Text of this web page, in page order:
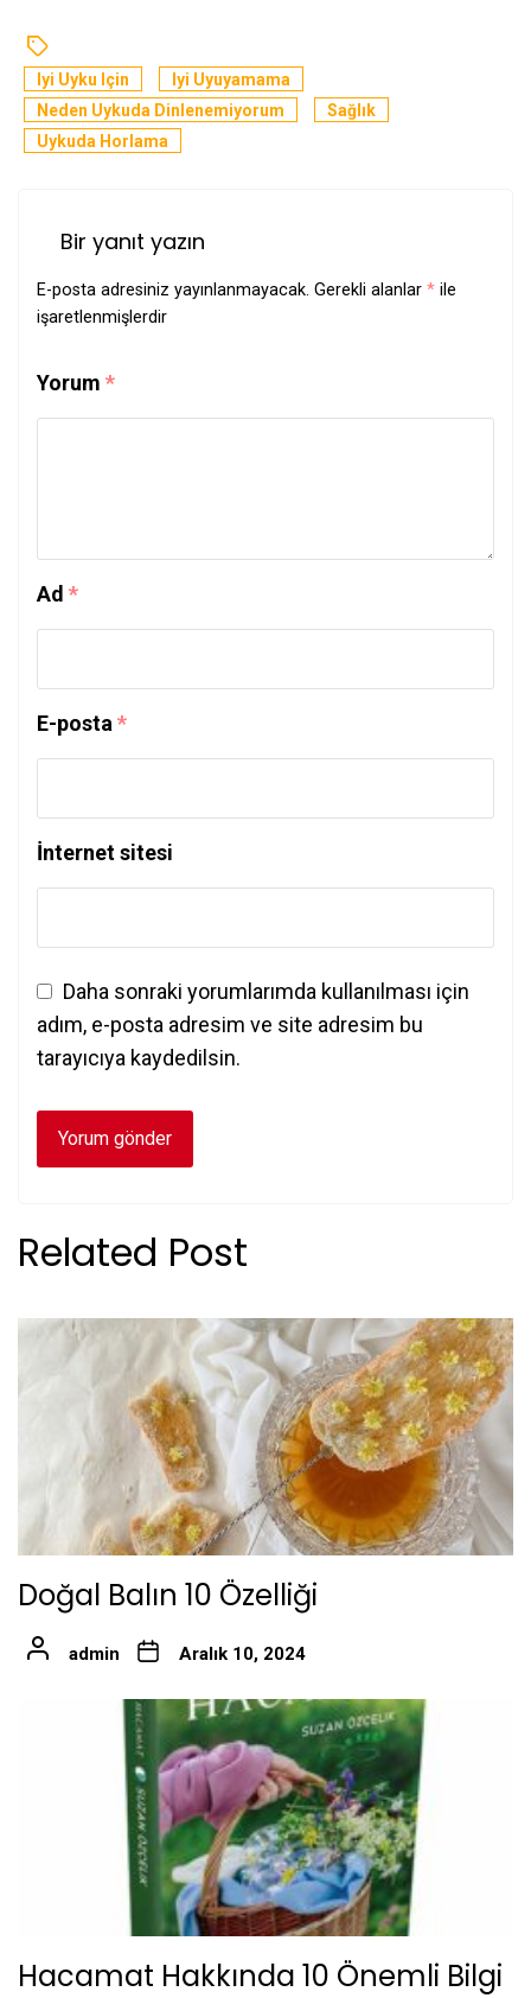
Iyi Uyku Için
Iyi Uyuyamama
Neden Uykuda Dinlenemiyorum
Sağlık
Uykuda Horlama
Bir yanıt yazın
E-posta adresiniz yayınlanmayacak. Gerekli alanlar * ile
işaretlenmişlerdir
Yorum *
Ad *
E-posta *
İnternet sitesi
Daha sonraki yorumlarımda kullanılması için
adım, e-posta adresim ve site adresim bu
tarayıcıya kaydedilsin.
Related Post
Doğal Balın 10 Özelliği
admin Aralık 10, 2024
Hacamat Hakkında 10 Önemli Bilgi